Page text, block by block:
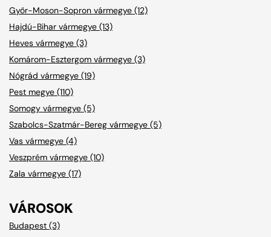
Győr-Moson-Sopron vármegye (12)
Hajdú-Bihar vármegye (13)
Heves vármegye (3)
Komárom-Esztergom vármegye (3)
Nógrád vármegye (19)
Pest megye (110)
Somogy vármegye (5)
Szabolcs-Szatmár-Bereg vármegye (5)
Vas vármegye (4)
Veszprém vármegye (10)
Zala vármegye (17)
VÁROSOK
Budapest (3)